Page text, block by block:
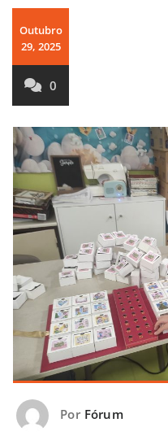
Outubro
29, 2025
0
Por Fórum